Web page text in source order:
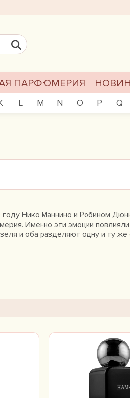
ПАРФЮМЕРИЯ
L M N O P Q
году Нико Маннино и Робином
Именно эти эмоции
и оба разделяют одну и ту же
разные личности с помощью
владельцу возможность на
кем вы хотите быть, может быть,